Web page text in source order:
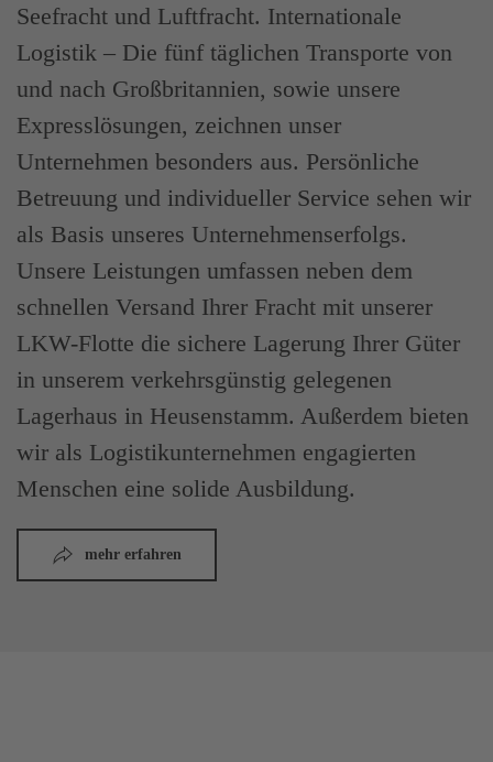
Seefracht und Luftfracht. Internationale
Logistik – Die fünf täglichen Transporte von
und nach Großbritannien, sowie unsere
Expresslösungen, zeichnen unser
Unternehmen besonders aus. Persönliche
Betreuung und individueller Service sehen wir
als Basis unseres Unternehmenserfolgs.
Unsere Leistungen umfassen neben dem
schnellen Versand Ihrer Fracht mit unserer
LKW-Flotte die sichere Lagerung Ihrer Güter
in unserem verkehrsgünstig gelegenen
Lagerhaus in Heusenstamm. Außerdem bieten
wir als Logistikunternehmen engagierten
Menschen eine solide Ausbildung.
mehr erfahren